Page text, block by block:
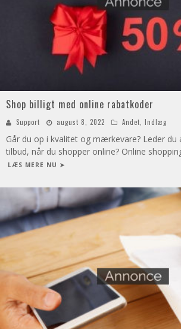
Shop billigt med online rabatkoder
Support august 8, 2022 Andet Indlæg
Går du op i kvalitet og mærkevare? Leder
tilbud, når du shopper online? Online
LÆS MERE NU ➤